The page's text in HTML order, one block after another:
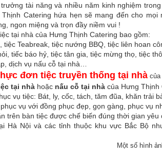
tài năng và nhiều năm kinh nghiệm
Catering hứa hẹn sẽ mang đến cho
ngon miệng và trọn đầy niềm vui !
tại nhà của Hưng Thịnh Catering bao gồm:
tiệc Teabreak, tiệc nướng BBQ, tiệc liên hoan
tiếc báo hỷ, tiệc tân gia, tiệc mừng thọ, tiệc
dịch vụ nấu cỗ tại nhà…
đơn tiệc truyền thống tại nhà của
tại nhà hoặc nấu cỗ tại nhà của Hưng Thịnh
vụ tiệc: Bát, ly, cốc, tách, tăm đũa, khăn trải
vụ với đồng phục đẹp, gọn gàng, phục vụ
trên bàn tiệc được chế biến đúng thời gian
Hà Nội và các tỉnh thuộc khu vực Bắc Bộ
Một số hình